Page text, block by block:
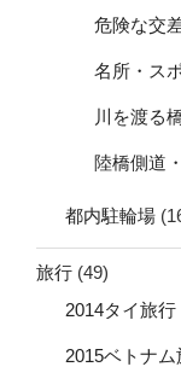
危険な交
名所・ス
川を渡る
陸橋側道
都内駐輪場
旅行 (49)
2014タイ旅行
2015ベトナム